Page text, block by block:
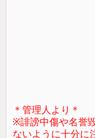
＊管理人より＊
※誹謗中傷や名誉
ないように十分に